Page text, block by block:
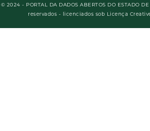
© 2024 - PORTAL DA DADOS ABERTOS DO ESTADO
reservados - licenciados sob Licença